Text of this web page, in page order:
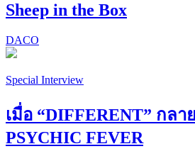
Sheep in the Box
DACO
Special Interview
เมื่อ “DIFFERENT” กล
PSYCHIC FEVER